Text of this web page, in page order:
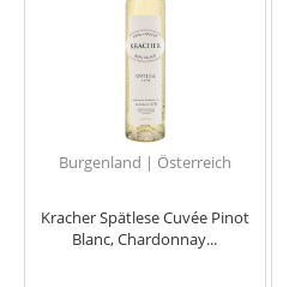
Burgenland | Österreich
Kracher Spätlese Cuvée Pinot
Blanc, Chardonnay...